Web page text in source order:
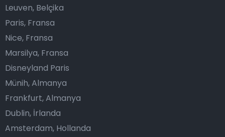
Leuven, Belçika
Paris, Fransa
Nice, Fransa
Marsilya, Fransa
Disneyland Paris
Münih, Almanya
Frankfurt, Almanya
Dublin, İrlanda
Amsterdam, Hollanda